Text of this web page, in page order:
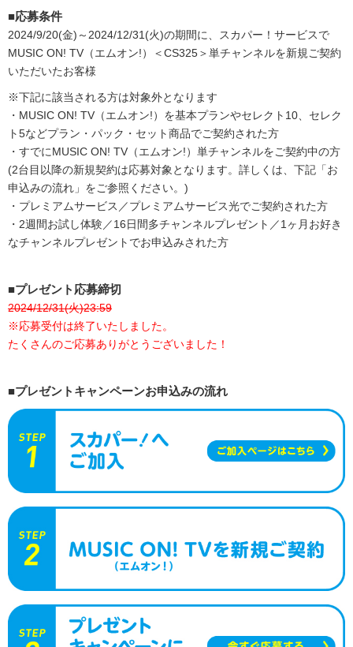
■応募条件
2024/9/20(金)～2024/12/31(火)の期間に、スカパー！サービスで
MUSIC ON! TV（エムオン!）＜CS325＞単チャンネルを新規ご契約
いただいたお客様
※下記に該当される方は対象外となります
・MUSIC ON! TV（エムオン!）を基本プランやセレクト10、セレク
ト5などプラン・パック・セット商品でご契約された方
・すでにMUSIC ON! TV（エムオン!）単チャンネルをご契約中の方
(2台目以降の新規契約は応募対象となります。詳しくは、下記「お
申込みの流れ」をご参照ください。)
・プレミアムサービス／プレミアムサービス光でご契約された方
・2週間お試し体験／16日間多チャンネルプレゼント／1ヶ月お好き
なチャンネルプレゼントでお申込みされた方
■プレゼント応募締切
2024/12/31(火)23:59
※応募受付は終了いたしました。
たくさんのご応募ありがとうございました！
■プレゼントキャンペーンお申込みの流れ